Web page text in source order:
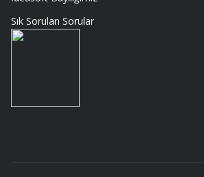
Sedat Vural | 23/05/2026
MURAT SANDALCI | 03/05/2026
Sık Sorulan Sorular